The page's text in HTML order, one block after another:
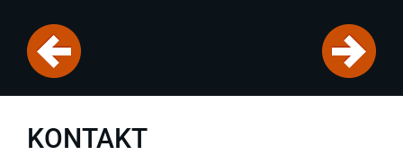
KONTAKT